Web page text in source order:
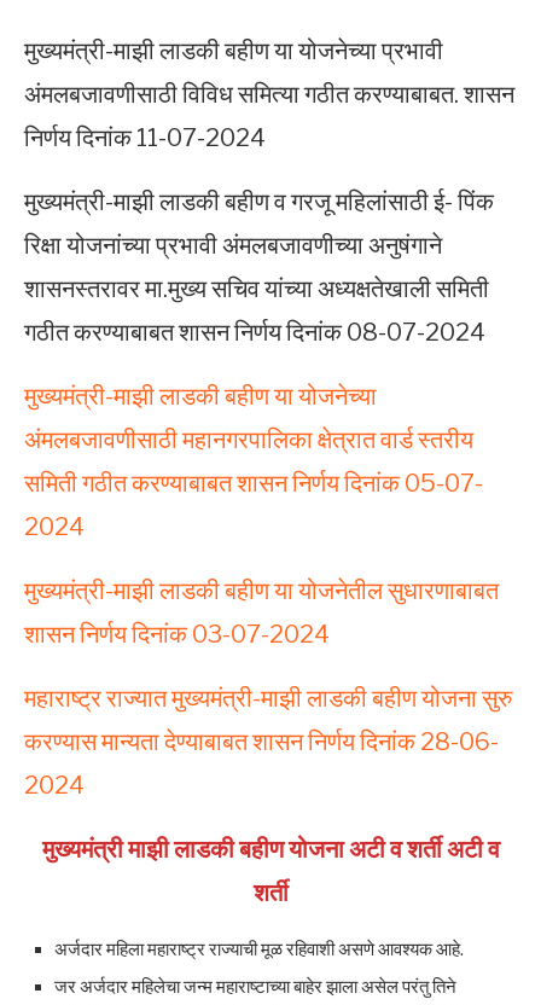
मुख्यमंत्री-माझी लाडकी बहीण या योजनेच्या प्रभावी
अंमलबजावणीसाठी विविध समित्या गठीत करण्याबाबत. शासन
निर्णय दिनांक 11-07-2024
मुख्यमंत्री-माझी लाडकी बहीण व गरजू महिलांसाठी ई- पिंक
रिक्षा योजनांच्या प्रभावी अंमलबजावणीच्या अनुषंगाने
शासनस्तरावर मा.मुख्य सचिव यांच्या अध्यक्षतेखाली समिती
गठीत करण्याबाबत शासन निर्णय दिनांक 08-07-2024
मुख्यमंत्री-माझी लाडकी बहीण या योजनेच्या
अंमलबजावणीसाठी महानगरपालिका क्षेत्रात वार्ड स्तरीय
समिती गठीत करण्याबाबत शासन निर्णय दिनांक 05-07-
2024
मुख्यमंत्री-माझी लाडकी बहीण या योजनेतील सुधारणाबाबत
शासन निर्णय दिनांक 03-07-2024
महाराष्ट्र राज्यात मुख्यमंत्री-माझी लाडकी बहीण योजना सुरु
करण्यास मान्यता देण्याबाबत शासन निर्णय दिनांक 28-06-
2024
मुख्यमंत्री माझी लाडकी बहीण योजना अटी व शर्ती अटी व
शर्ती
अर्जदार महिला महाराष्ट्र राज्याची मूळ रहिवाशी असणे आवश्यक आहे.
जर अर्जदार महिलेचा जन्म महाराष्टाच्या बाहेर झाला असेल परंतु तिने